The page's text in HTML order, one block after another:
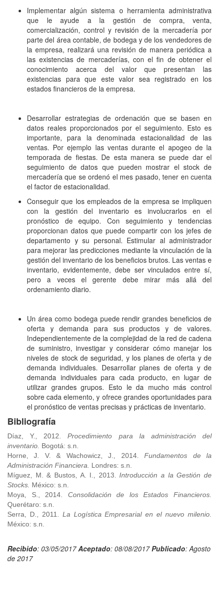
Implementar algún sistema o herramienta administrativa
que le ayude a la gestión de compra, venta,
comercialización, control y revisión de la mercadería por
parte del área contable, de bodega y de los vendedores de
la empresa, realizará una revisión de manera periódica a
las existencias de mercaderías, con el fin de obtener el
conocimiento acerca del valor que presentan las
existencias para que este valor sea registrado en los
estados financieros de la empresa.
Desarrollar estrategias de ordenación que se basen en
datos reales proporcionados por el seguimiento. Esto es
importante, para la denominada estacionalidad de las
ventas. Por ejemplo las ventas durante el apogeo de la
temporada de fiestas. De esta manera se puede dar el
seguimiento de datos que pueden mostrar el stock de
mercadería que se ordenó el mes pasado, tener en cuenta
el factor de estacionalidad.
Conseguir que los empleados de la empresa se impliquen
con la gestión del inventario es involucrarlos en el
pronóstico de equipo. Con seguimiento y tendencias
proporcionan datos que puede compartir con los jefes de
departamento y su personal. Estimular al administrador
para mejorar las predicciones mediante la vinculación de la
gestión del inventario de los beneficios brutos. Las ventas e
inventario, evidentemente, debe ser vinculados entre sí,
pero a veces el gerente debe mirar más allá del
ordenamiento diario.
Un área como bodega puede rendir grandes beneficios de
oferta y demanda para sus productos y de valores.
Independientemente de la complejidad de la red de cadena
de suministro, investigar y considerar cómo manejar los
niveles de stock de seguridad, y los planes de oferta y de
demanda individuales. Desarrollar planes de oferta y de
demanda individuales para cada producto, en lugar de
utilizar grandes grupos. Esto le da mucho más control
sobre cada elemento, y ofrece grandes oportunidades para
el pronóstico de ventas precisas y prácticas de inventario.
Bibliografía
Díaz, Y., 2012.Procedimiento para la administración del
inventario. Bogotá: s.n.
Horne, J. V. & Wachowicz, J., 2014.Fundamentos de la
Administración Financiera. Londres: s.n.
Míguez, M. & Bustos, A. I., 2013.Introducción a la Gestión de
Stocks. México: s.n.
Moya, S., 2014. Consolidación de los Estados Financieros.
Querétaro: s.n.
Serra, D., 2011. La Logística Empresarial en el nuevo milenio.
México: s.n.
Recibido: 03/05/2017 Aceptado: 08/08/2017 Publicado: Agosto
de 2017